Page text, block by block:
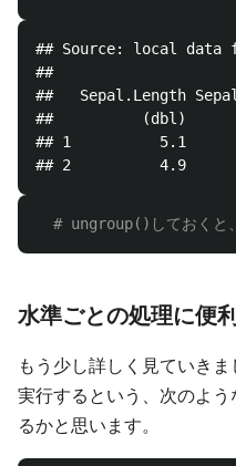
## Source: local data
##
##   Sepal.Length
##          (dbl)
## 1          5.1
# ungroup()しておくと
水準ごとの処理に便利
もう少し詳しく見ていき
実行するという、次のよ
るかと思います。